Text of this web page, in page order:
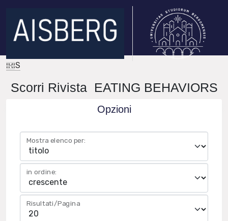
IRIS
Scorri Rivista EATING BEHAVIORS
Opzioni
Mostra elenco per:
in ordine:
Risultati/Pagina